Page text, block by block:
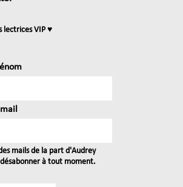
lectrices VIP ♥
mails de la part d'Audrey
à tout moment.